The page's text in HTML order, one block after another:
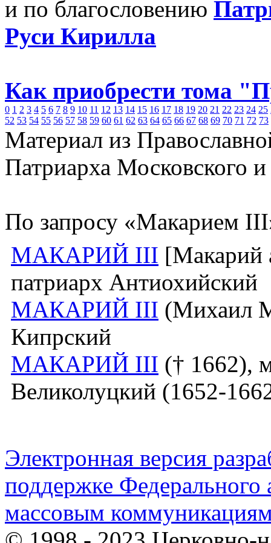
и по благословению
Руси Кирилла
Как приобрести тома
0 1 2 3 4 5 6 7 8 9 10 11 12 13 14 15 16 17 18 19 20 21 22 23 24 25
52 53 54 55 56 57 58 59 60 61 62 63 64 65 66 67 68 69 70 71 72 73
Материал из
Патриарха Московского
По запросу «Макарием
МАКАРИЙ III [Макарий
патриарх Антиохийский
МАКАРИЙ III (Михаил
Кипрский
МАКАРИЙ III († 1662),
Великолуцкий (1652-
Электронная версия
поддержке Федерального
массовым